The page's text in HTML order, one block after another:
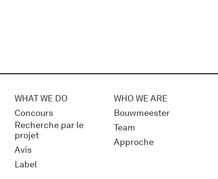
WHAT WE DO
Concours
Recherche par le
projet
Avis
Label
WHO WE ARE
Bouwmeester
Team
Approche